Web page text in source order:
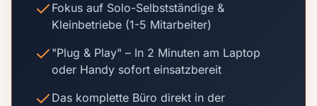
Fokus auf Solo-Selbstständige &
Kleinbetriebe (1-5 Mitarbeiter)
"Plug & Play" – In 2 Minuten am Laptop
oder Handy sofort einsatzbereit
Das komplette Büro direkt in der